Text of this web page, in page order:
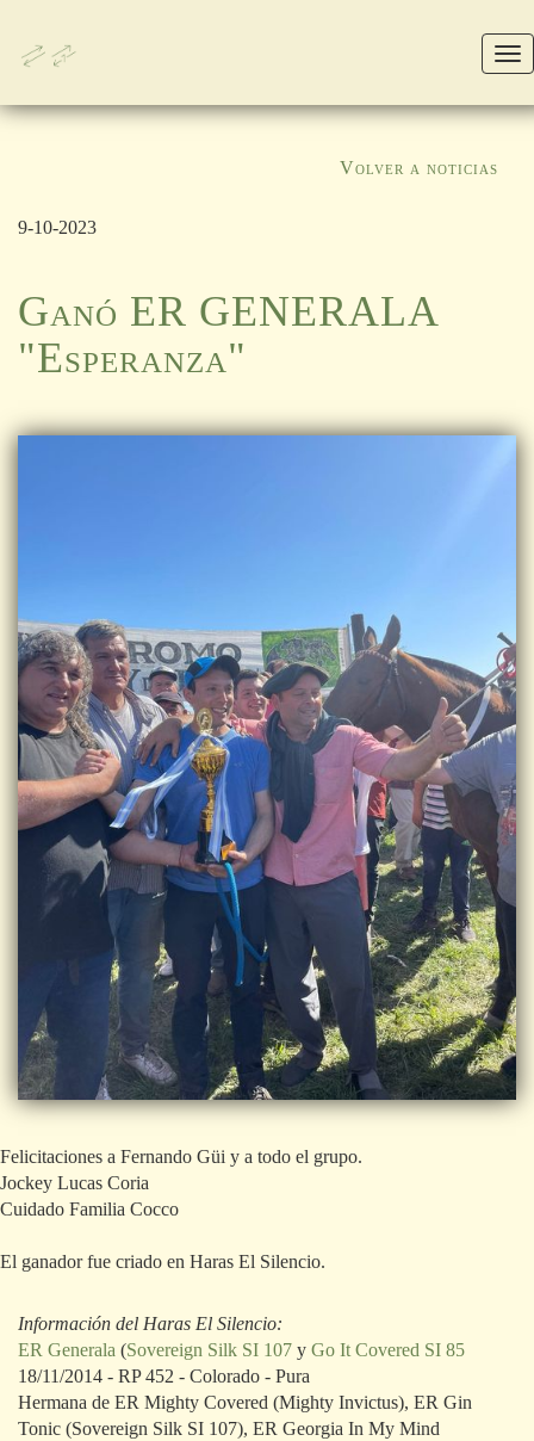
Volver a noticias
9-10-2023
Ganó ER GENERALA
"Esperanza"
Felicitaciones a Fernando Güi y a todo el grupo.
Jockey Lucas Coria
Cuidado Familia Cocco
El ganador fue criado en Haras El Silencio.
Información del Haras El Silencio:
ER Generala (Sovereign Silk SI 107 y Go It Covered SI 85
18/11/2014 - RP 452 - Colorado - Pura
Hermana de ER Mighty Covered (Mighty Invictus), ER Gin
Tonic (Sovereign Silk SI 107), ER Georgia In My Mind